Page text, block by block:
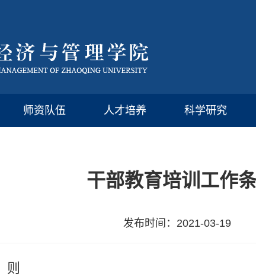
师资队伍 人才培养 科学研究
干部教育培训工作
发布时间：2021-03-19